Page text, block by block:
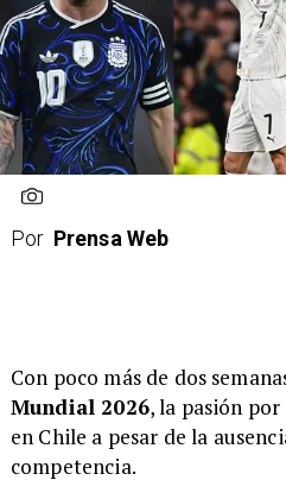
Por Prensa Web
Con poco más de dos
Mundial 2026, la pasión
en Chile a pesar de la
competencia.